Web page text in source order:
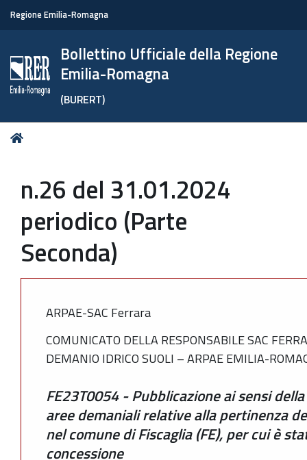
Regione Emilia-Romagna
Bollettino Ufficiale della Regione
Emilia-Romagna
(BURERT)
Tu
n.26 del 31.01.2024
periodico (Parte
Seconda)
ARPAE-SAC Ferrara
COMUNICATO DELLA RESPONSABILE SAC
DEMANIO IDRICO SUOLI – ARPAE EMILIA-
FE23T0054 - Pubblicazione ai sensi
aree demaniali relative alla pertinenza
nel comune di Fiscaglia (FE), per cui è
concessione